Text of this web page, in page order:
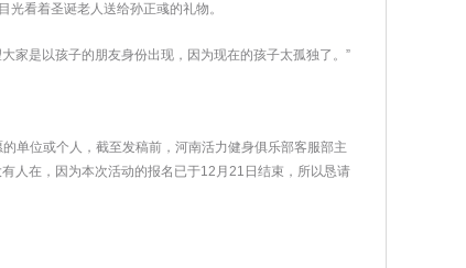
看着圣诞老人送给孙正彧的礼物。
家是以孩子的朋友身份出现，因为现在的孩子太孤独了。”
单位或个人，截至发稿前，河南活力健身俱乐部客服部主
人在，因为本次活动的报名已于12月21日结束，所以恳请